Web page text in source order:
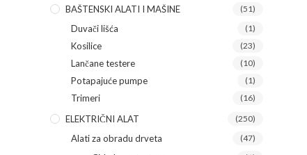
BAŠTENSKI ALATI I MAŠINE (51)
Duvači lišća (1)
Kosilice (23)
Lančane testere (10)
Potapajuće pumpe (1)
Trimeri (16)
ELEKTRIČNI ALAT (250)
Alati za obradu drveta (47)